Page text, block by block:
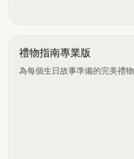
禮物指南專業版
為每個生日故事準備的完美禮物